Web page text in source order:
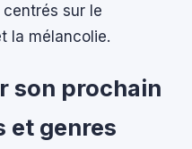
centrés sur le
la mélancolie.
son prochain
et genres